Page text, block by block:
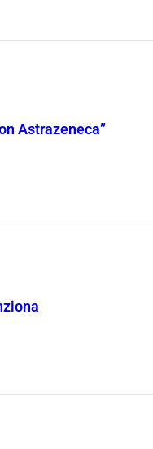
Astrazeneca”